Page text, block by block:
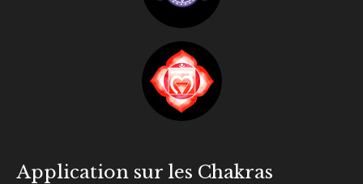
Application sur les Chakras